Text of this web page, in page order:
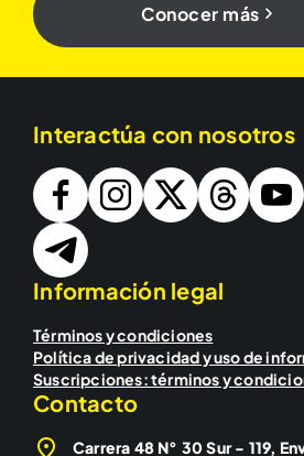
Conocer más
Interactúa con nosotros
Información legal
Términos y condiciones
Política de privacidad y uso de
Suscripciones: términos y
Contacto
Carrera 48 N° 30 Sur - 119,